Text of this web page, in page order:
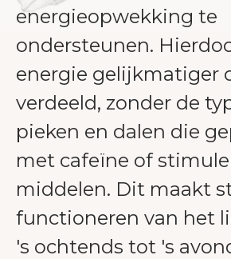
energieopwekking te
ondersteunen.
energie gelijkmatiger
verdeeld, zonder de
pieken en dalen die
met cafeïne of
middelen. Dit maakt
functioneren van het
's ochtends tot 's